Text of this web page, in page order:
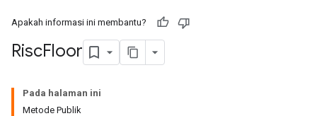
Apakah informasi ini membantu?
RiscFloor
Pada halaman ini
Metode Publik